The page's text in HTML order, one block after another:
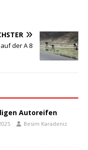
der A 8
Autoreifen
Besim Karadeniz